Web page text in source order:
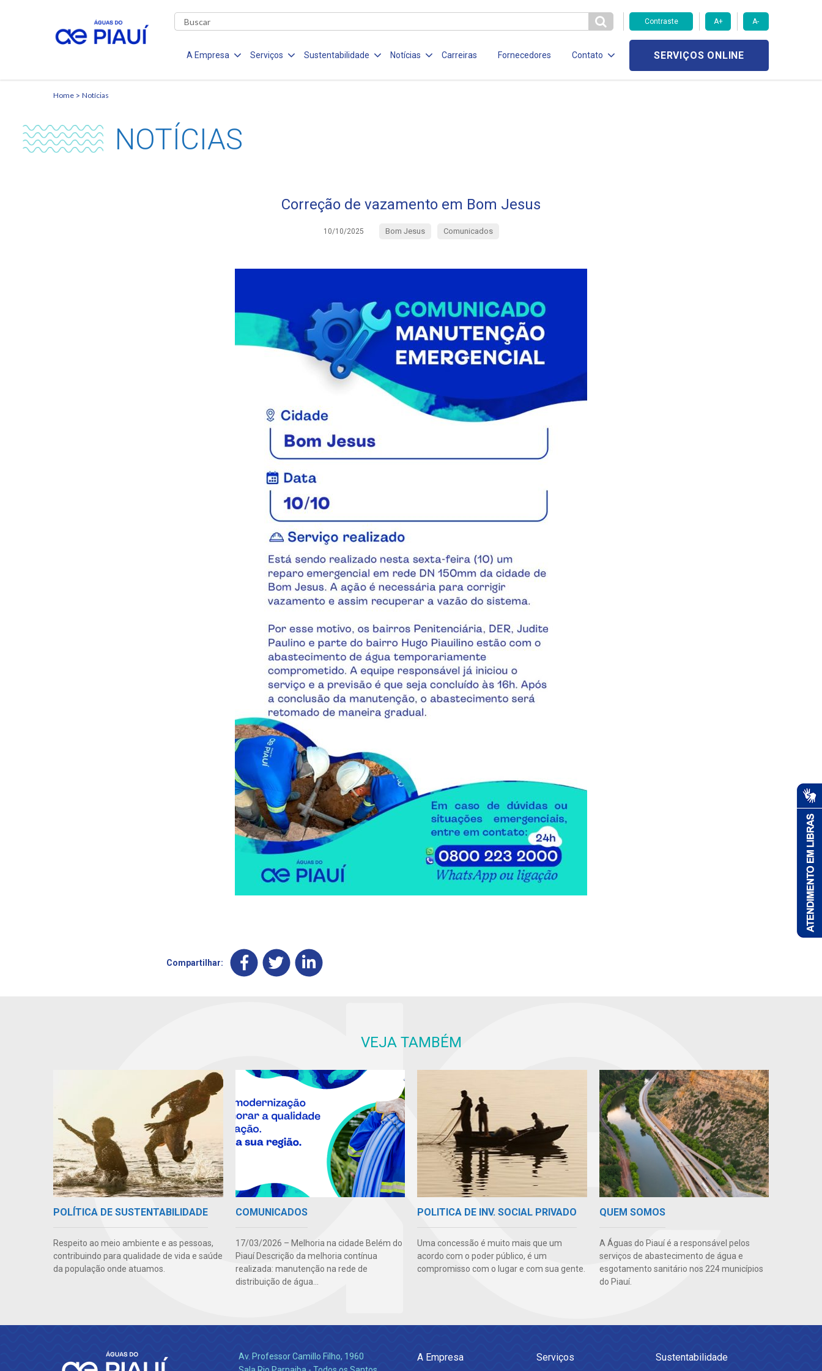
Contraste A+ A-
A Empresa Serviços Sustentabilidade Notícias Carreiras Fornecedores Contato SERVIÇOS ONLINE
Home Notícias
NOTÍCIAS
Correção de vazamento em Bom Jesus
10/10/2025 Bom Jesus Comunicados
Compartilhar:
VEJA TAMBÉM
POLÍTICA DE SUSTENTABILIDADE
Respeito ao meio ambiente e as pessoas,
contribuindo para qualidade de vida e saúde
da população onde atuamos.
COMUNICADOS
17/03/2026 – Melhoria na cidade Belém do
Piauí Descrição da melhoria contínua
realizada: manutenção na rede de
distribuição de água...
POLITICA DE INV. SOCIAL PRIVADO
Uma concessão é muito mais que um
acordo com o poder público, é um
compromisso com o lugar e com sua gente.
QUEM SOMOS
A Águas do Piauí é a responsável pelos
serviços de abastecimento de água e
esgotamento sanitário nos 224 municípios
do Piauí.
Av. Professor Camillo Filho, 1960
A Empresa Serviços Sustentabilidade